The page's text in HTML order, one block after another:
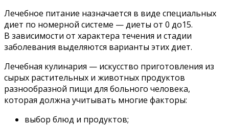
Лечебное питание назначается в виде специальных
диет по номерной системе — диеты от 0 до15.
В зависимости от характера течения и стадии
заболевания выделяются варианты этих диет.
Лечебная кулинария — искусство приготовления из
сырых растительных и животных продуктов
разнообразной пищи для больного человека,
которая должна учитывать многие факторы:
выбор блюд и продуктов;